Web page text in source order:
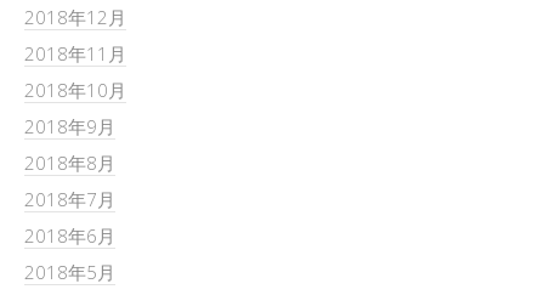
2018年12月
2018年11月
2018年10月
2018年9月
2018年8月
2018年7月
2018年6月
2018年5月